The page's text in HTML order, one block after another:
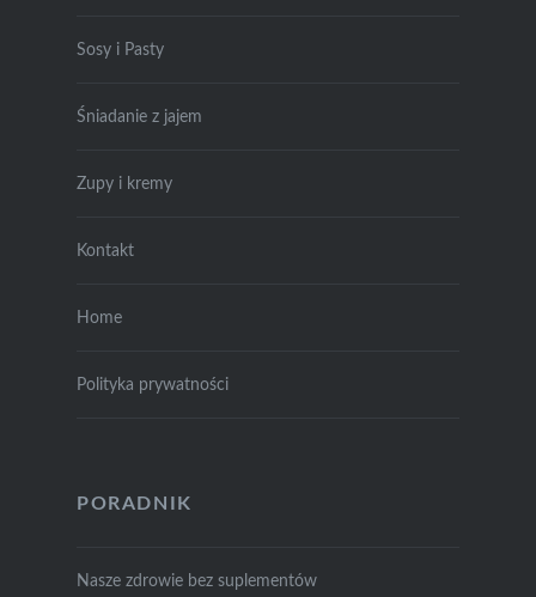
Sosy i Pasty
Śniadanie z jajem
Zupy i kremy
Kontakt
Home
Polityka prywatności
PORADNIK
Nasze zdrowie bez suplementów